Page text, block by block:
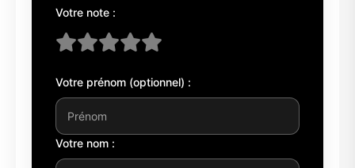
Votre note :
Votre prénom (optionnel) :
Votre nom :